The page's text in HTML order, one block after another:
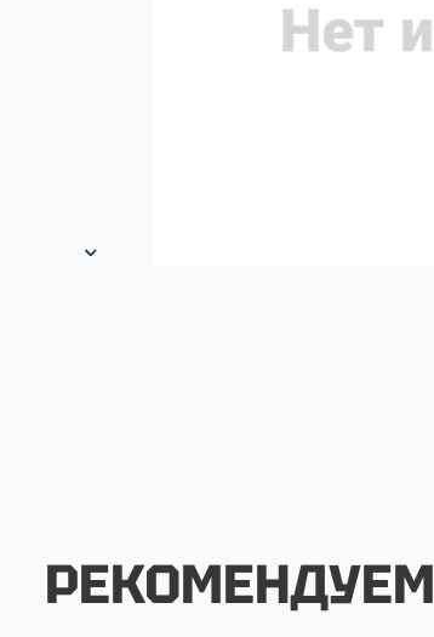
РЕКОМЕНДУЕМ